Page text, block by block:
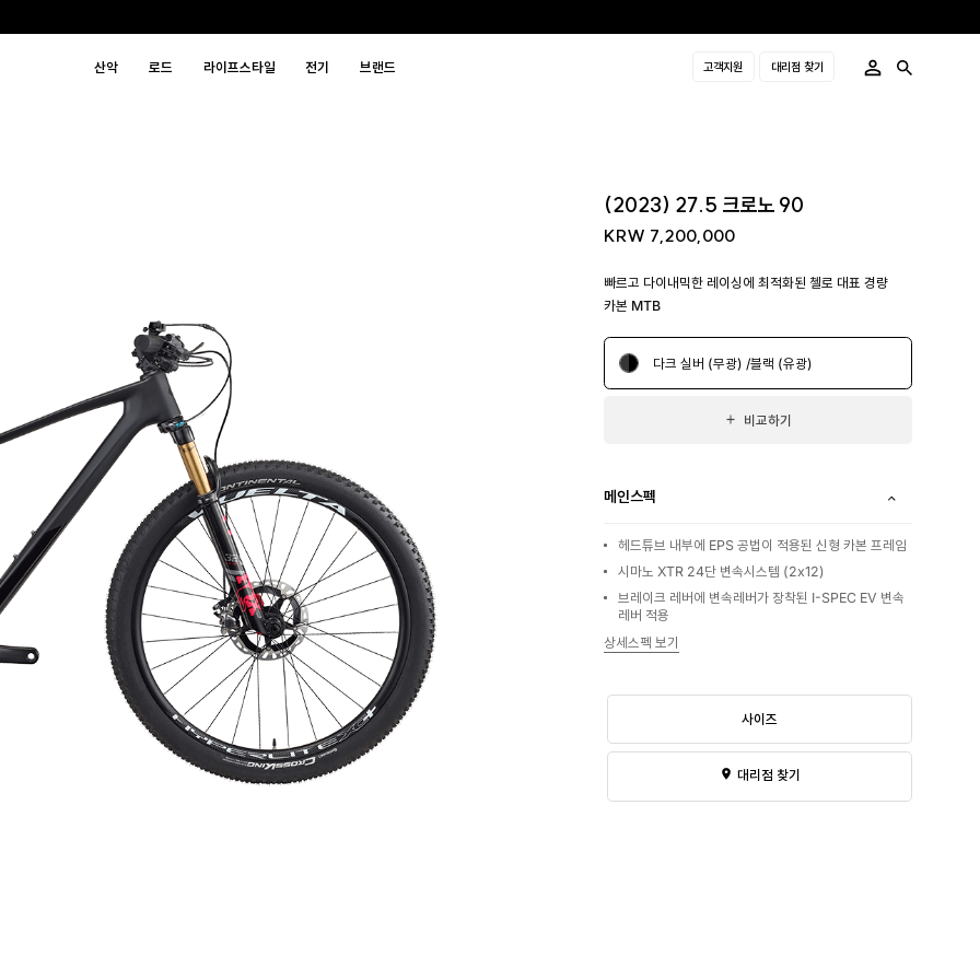
산악 로드 라이프스타일 전기 브랜드 고객지원 대리점 찾기
(2023) 27.5 크로노 90
KRW 7,200,000
빠르고 다이내믹한 레이싱에 최적화된 첼로 대표 경량
카본 MTB
다크 실버 (무광) /블랙 (유광)
비교하기
메인스펙
헤드튜브 내부에 EPS 공법이 적용된 신형 카본 프레임
시마노 XTR 24단 변속시스템 (2x12)
브레이크 레버에 변속레버가 장착된 I-SPEC EV 변속
레버 적용
상세스펙 보기
사이즈
대리점 찾기